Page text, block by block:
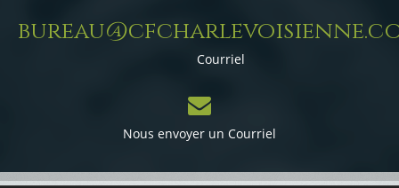
Courriel
Nous envoyer un Courriel